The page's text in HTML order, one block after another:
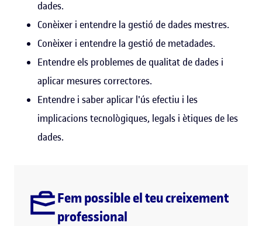
dades.
Conèixer i entendre la gestió de dades mestres.
Conèixer i entendre la gestió de metadades.
Entendre els problemes de qualitat de dades i
aplicar mesures correctores.
Entendre i saber aplicar l'ús efectiu i les
implicacions tecnològiques, legals i ètiques de les
dades.
Fem possible el teu creixement
professional